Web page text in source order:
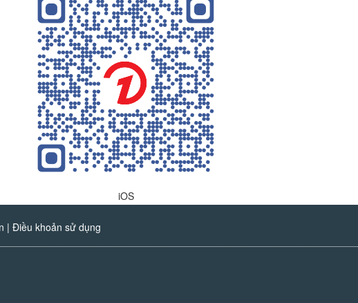
iOS
| Điều khoản sử dụng